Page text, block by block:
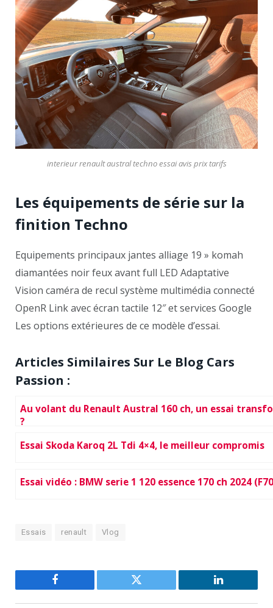
interieur renault austral techno essai avis prix tarifs
Les équipements de série sur la
finition Techno
Equipements principaux jantes alliage 19 » komah
diamantées noir feux avant full LED Adaptative
Vision caméra de recul système multimédia connecté
OpenR Link avec écran tactile 12″ et services Google
Les options extérieures de ce modèle d’essai.
Articles Similaires Sur Le Blog Cars
Passion :
Au volant du Renault Austral 160 ch, un essai
?
Essai Skoda Karoq 2L Tdi 4×4, le meilleur compromis
Essai vidéo : BMW serie 1 120 essence 170 ch 2024
Essais renault Vlog
Facebook Twitter LinkedIn